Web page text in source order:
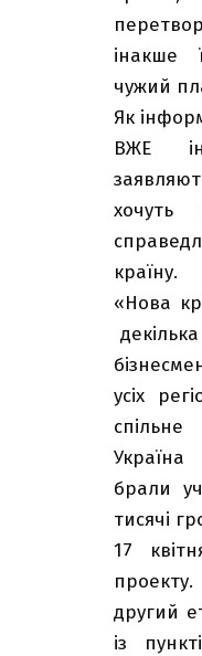
інакше
чужий
Як
ВЖЕ
хочуть
країну.
«Нова
усіх
брали
тисячі
17
другий
із